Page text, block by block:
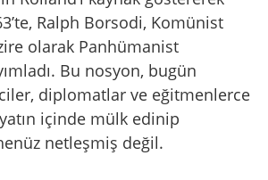
Ralph Borsodi, Komünist
olarak Panhümanist
Bu nosyon, bugün
diplomatlar ve eğitmenlerce
içinde mülk edinip
netleşmiş değil.